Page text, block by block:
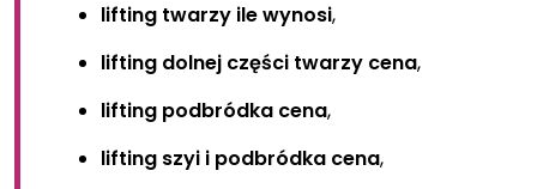
lifting twarzy ile wynosi,
lifting dolnej części twarzy cena,
lifting podbródka cena,
lifting szyi i podbródka cena,